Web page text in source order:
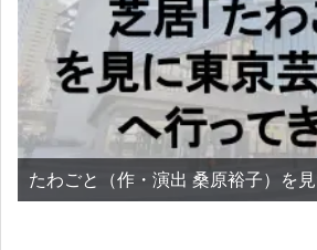
たわごと（作・演出 桑原裕子）を